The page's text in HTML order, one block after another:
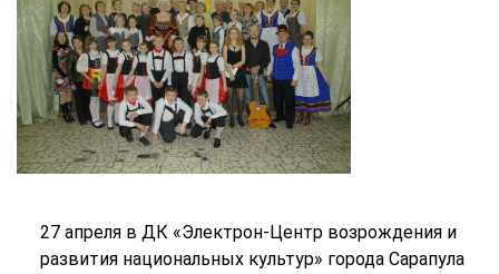
27 апреля в ДК «Электрон-Центр возрождения и
развития национальных культур» города Сарапула